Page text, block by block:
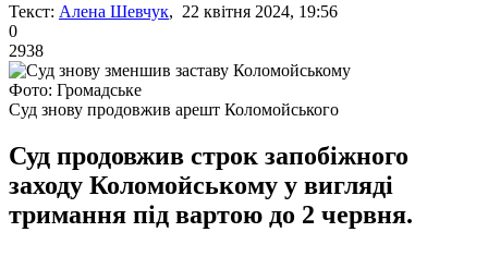
Текст: Алена Шевчук, 22 квітня 2024, 19:56
0
2938
Фото: Громадське
Суд знову продовжив арешт Коломойського
Суд продовжив строк запобіжного
заходу Коломойському у вигляді
тримання під вартою до 2 червня.